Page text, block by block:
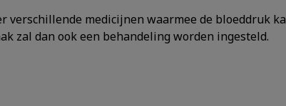
verschillende medicijnen waarmee de bloeddruk
zal dan ook een behandeling worden ingesteld.